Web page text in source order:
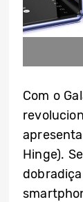
Com o
Hinge).